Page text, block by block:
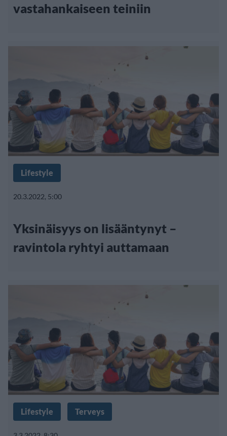
vastahankaiseen teiniin
Lifestyle
20.3.2022, 5:00
Yksinäisyys on lisääntynyt –
ravintola ryhtyi auttamaan
Lifestyle Terveys